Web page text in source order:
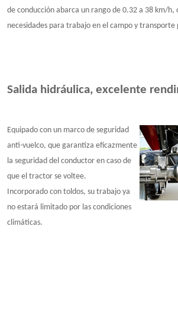
de conducción abarca un rango de 0.32 a 38 km/h,
necesidades para trabajo en el campo y
Salida hidráulica, excelente
Equipado con un marco de seguridad
anti-vuelco, que garantiza eficazmente
la seguridad del conductor en caso de
que el tractor se voltee.
Incorporado con toldos, su trabajo ya
no estará limitado por las condiciones
climáticas.